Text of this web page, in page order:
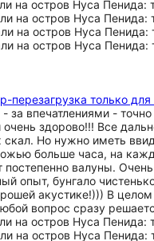
перезагрузка только
за впечатлениями -
очень здорово!!! Все
Но нужно иметь
больше часа, на
валуны.
опыт, бунгало
акустике!))) В
вопрос сразу